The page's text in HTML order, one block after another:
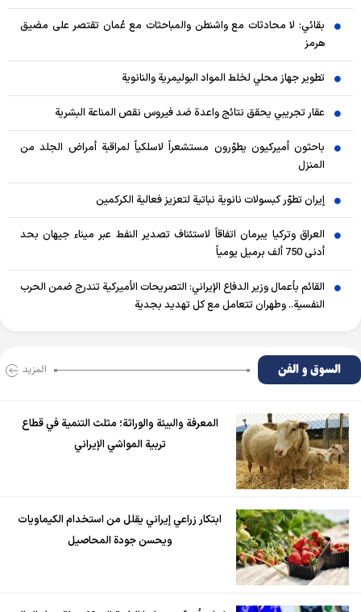
بقائي: لا محادثات مع واشنطن والمباحثات مع عُمان تقتصر على مضيق
هرمز
تطوير جهاز محلي لخلط المواد البوليمرية والنانوية
عقار تجريبي يحقق نتائج واعدة ضد فيروس نقص المناعة البشرية
باحثون أميركيون يطوّرون مستشعراً لاسلكياً لمراقبة أمراض الجلد من
المنزل
إيران تطوّر كبسولات نانوية نباتية لتعزيز فعالية الكركمين
العراق وتركيا يبرمان اتفاقاً لاستئناف تصدير النفط عبر ميناء جيهان بحد
أدنى 750 ألف برميل يومياً
القائم بأعمال وزير الدفاع الإيراني: التصريحات الأميركية تندرج ضمن الحرب
النفسية.. وطهران تتعامل مع كل تهديد بجدية
السوق و الفن المزید
المعرفة والبيئة والوراثة؛ مثلث التنمية في قطاع
تربية المواشي الإيراني
ابتكار زراعي إيراني يقلل من استخدام الكيماويات
ويحسن جودة المحاصيل